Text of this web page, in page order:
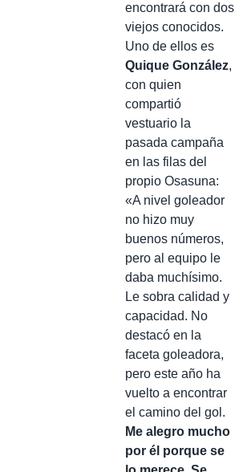
encontrará con dos
viejos conocidos.
Uno de ellos es
Quique González,
con quien
compartió
vestuario la
pasada campaña
en las filas del
propio Osasuna:
«A nivel goleador
no hizo muy
buenos números,
pero al equipo le
daba muchísimo.
Le sobra calidad y
capacidad. No
destacó en la
faceta goleadora,
pero este año ha
vuelto a encontrar
el camino del gol.
Me alegro mucho
por él porque se